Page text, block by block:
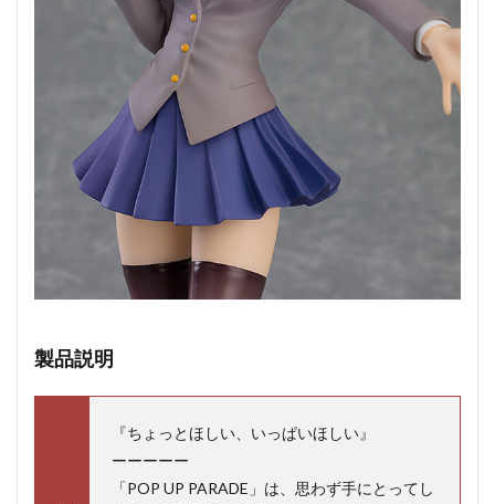
製品説明
『ちょっとほしい、いっぱいほしい』
ーーーーー
「POP UP PARADE」は、思わず手にとってし